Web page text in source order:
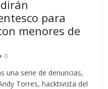
para
menores de
0
una serie de denuncias,
Torres, hacktivista del